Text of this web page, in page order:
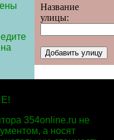
Название
улицы:
354online.ru не
а носят